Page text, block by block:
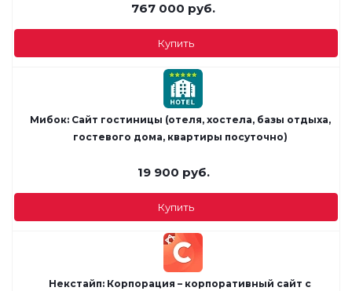
767 000 руб.
Купить
Мибок: Сайт гостиницы (отеля, хостела, базы отдыха,
гостевого дома, квартиры посуточно)
19 900 руб.
Купить
Некстайп: Корпорация – корпоративный сайт с